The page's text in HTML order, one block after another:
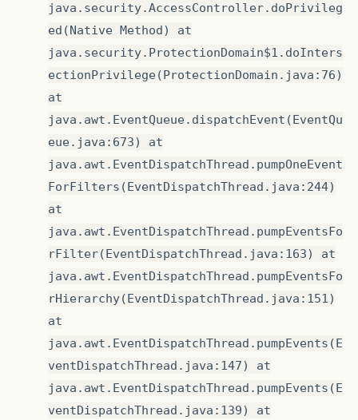
java.security.AccessController.doPrivileg
ed(Native Method) at
java.security.ProtectionDomain$1.doInters
ectionPrivilege(ProtectionDomain.java:76)
at
java.awt.EventQueue.dispatchEvent(EventQu
eue.java:673) at
java.awt.EventDispatchThread.pumpOneEvent
ForFilters(EventDispatchThread.java:244)
at
java.awt.EventDispatchThread.pumpEventsFo
rFilter(EventDispatchThread.java:163) at
java.awt.EventDispatchThread.pumpEventsFo
rHierarchy(EventDispatchThread.java:151)
at
java.awt.EventDispatchThread.pumpEvents(E
ventDispatchThread.java:147) at
java.awt.EventDispatchThread.pumpEvents(E
ventDispatchThread.java:139) at